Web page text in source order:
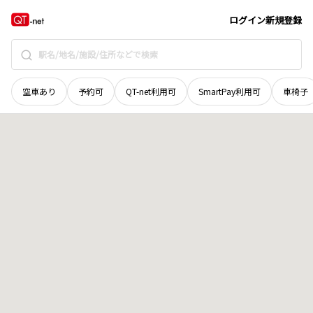
ログイン新規登録
空車あり 予約可 QT-net利用可 SmartPay利用可 車椅子
滋賀県